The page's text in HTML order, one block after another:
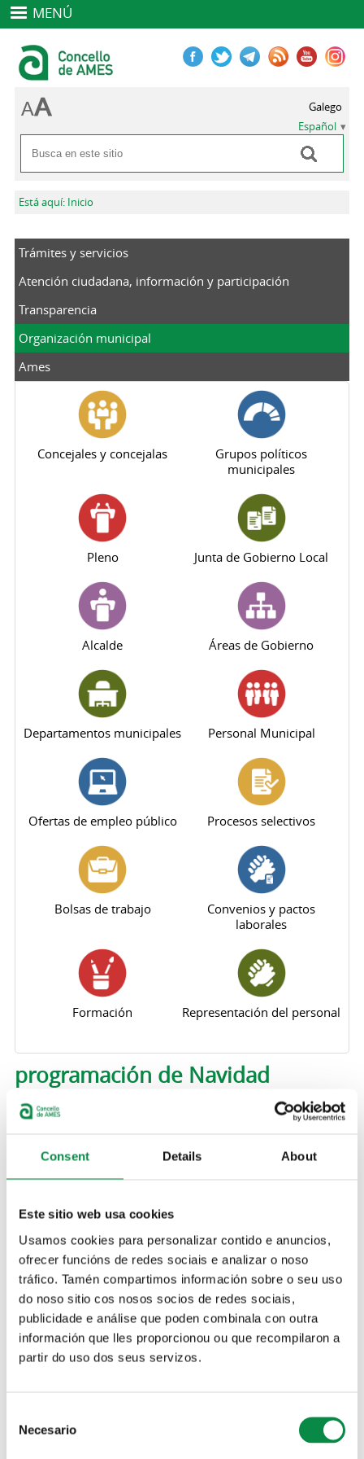
Consent Details About
Este sitio web usa cookies
Usamos cookies para personalizar contido e anuncios,
ofrecer funcións de redes sociais e analizar o noso
tráfico. Tamén compartimos información sobre o seu uso
do noso sitio cos nosos socios de redes sociais,
publicidade e análise que poden combinala con outra
información que lles proporcionou ou que recompilaron a
partir do uso dos seus servizos.
Selection
Necesario
MENÚ
Formulario de búsqueda
Buscar
Galego
Español
Se encuentra usted aquí
Está aquí: Inicio
Trámites y servicios
Atención ciudadana, información y participación
Transparencia
Organización municipal
Ames
Concejales y concejalas
Grupos políticos
municipales
Pleno Junta de Gobierno Local
Alcalde Áreas de Gobierno
Departamentos municipales Personal Municipal
Ofertas de empleo público Procesos selectivos
Bolsas de trabajo
Convenios y pactos
laborales
Formación Representación del personal
programación de Navidad
Idioma
Español
>Pasarrúas sorpresa no Milladoiro
>Pasarrúas sorpresa no Milladoiro
Actividades
A Asociación veciñal "O Reguiño” coloca un
buzón para que os nenos e nenas poidan
envías as súas cartas de Nadal